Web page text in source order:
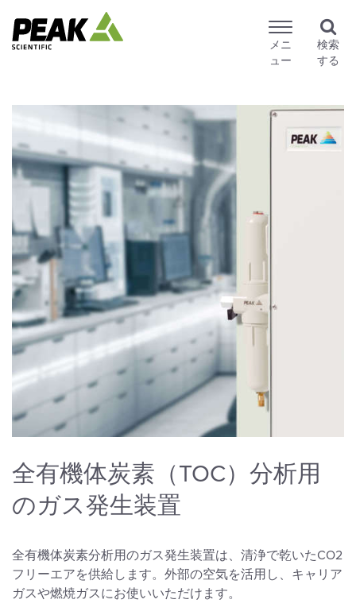
メニ
ュー
検索
する
全有機体炭素（TOC）分析用
のガス発生装置
全有機体炭素分析用のガス発生装置は、清浄で乾いたCO2
フリーエアを供給します。外部の空気を活用し、キャリア
ガスや燃焼ガスにお使いいただけます。